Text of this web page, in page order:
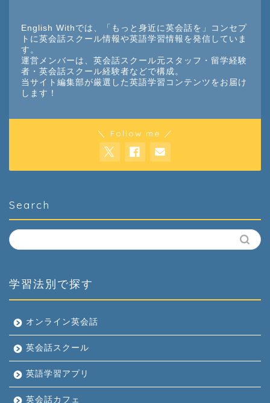
English Withでは、「もっと身近に英会話を」コンセプ
トに英会話スクール情報や英語学習情報を発信していま
す。
運営メンバーは、英会話スクール元スタッフ・留学経験
者・英会話スクール経験者などで構成。
当サイト編集部が厳選した英語学習コンテンツをお届け
します！
＼ Follow me ／
Search
学習法別で探す
オンライン英会話
英会話スクール
英語学習アプリ
英会話カフェ